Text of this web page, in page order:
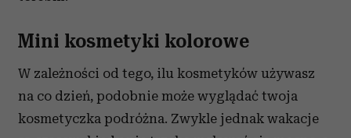
Mini kosmetyki kolorowe
W zależności od tego, ilu kosmetyków używasz
na co dzień, podobnie może wyglądać twoja
kosmetyczka podróżna. Zwykle jednak wakacje